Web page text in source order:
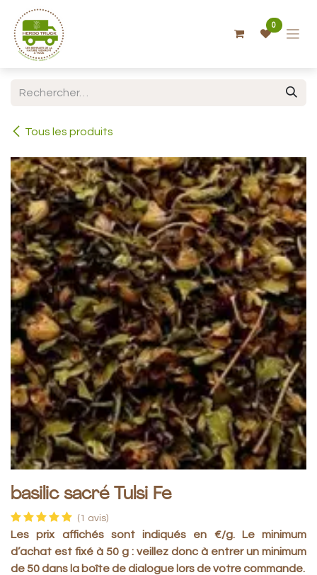
Se rendre au contenu
0
Tous les produits
basilic sacré Tulsi Fe
(1 avis)
Les prix affichés sont indiqués en €/g. Le minimum
d’achat est fixé à 50 g : veillez donc à entrer un minimum
de50 dans la boîte de dialogue lors de votre commande.